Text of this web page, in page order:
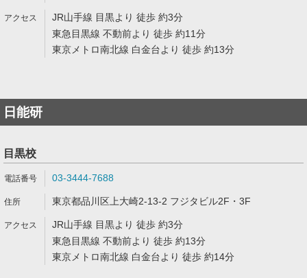
JR山手線 目黒より 徒歩 約3分
東急目黒線 不動前より 徒歩 約11分
東京メトロ南北線 白金台より 徒歩 約13分
日能研
目黒校
03-3444-7688
東京都品川区上大崎2-13-2 フジタビル2F・3F
JR山手線 目黒より 徒歩 約3分
東急目黒線 不動前より 徒歩 約13分
東京メトロ南北線 白金台より 徒歩 約14分